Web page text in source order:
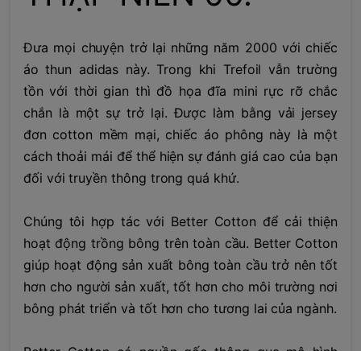
Đưa mọi chuyện trở lại những năm 2000 với chiếc
áo thun adidas này. Trong khi Trefoil vẫn trường
tồn với thời gian thì đồ họa đĩa mini rực rỡ chắc
chắn là một sự trở lại. Được làm bằng vải jersey
đơn cotton mềm mại, chiếc áo phông này là một
cách thoải mái để thể hiện sự đánh giá cao của bạn
đối với truyền thông trong quá khứ.
Chúng tôi hợp tác với Better Cotton để cải thiện
hoạt động trồng bông trên toàn cầu. Better Cotton
giúp hoạt động sản xuất bông toàn cầu trở nên tốt
hơn cho người sản xuất, tốt hơn cho môi trường nơi
bông phát triển và tốt hơn cho tương lai của ngành.